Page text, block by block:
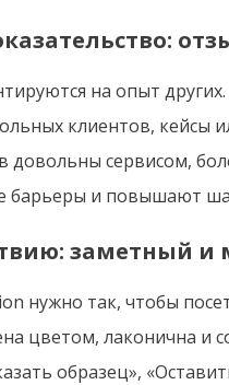
на опыт
клиентов, кейсы
довольны сервисом,
барьеры и повышают
заметный
нужно так, чтобы
цветом, лаконична и
образец»,